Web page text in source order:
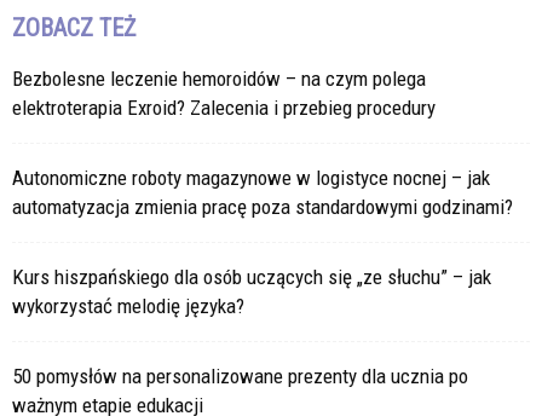
ZOBACZ TEŻ
Bezbolesne leczenie hemoroidów – na czym polega
elektroterapia Exroid? Zalecenia i przebieg procedury
Autonomiczne roboty magazynowe w logistyce nocnej – jak
automatyzacja zmienia pracę poza standardowymi godzinami?
Kurs hiszpańskiego dla osób uczących się „ze słuchu” – jak
wykorzystać melodię języka?
50 pomysłów na personalizowane prezenty dla ucznia po
ważnym etapie edukacji